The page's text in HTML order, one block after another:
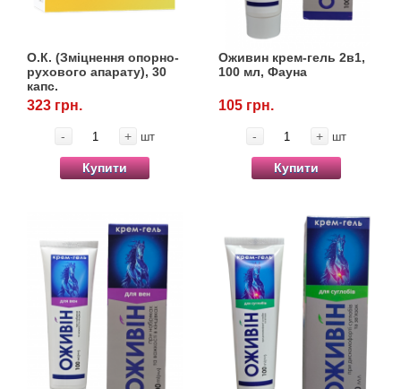
О.К. (Зміцнення опорно-
рухового апарату), 30
капс.
323 грн.
- + шт
Купити
Оживин крем-гель 2в1,
100 мл, Фауна
105 грн.
- + шт
Купити